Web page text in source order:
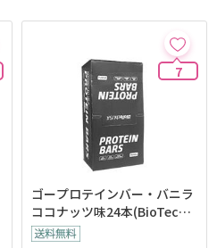
7
ゴープロテインバー・バニラ
ココナッツ味24本(BioTechU
SA)